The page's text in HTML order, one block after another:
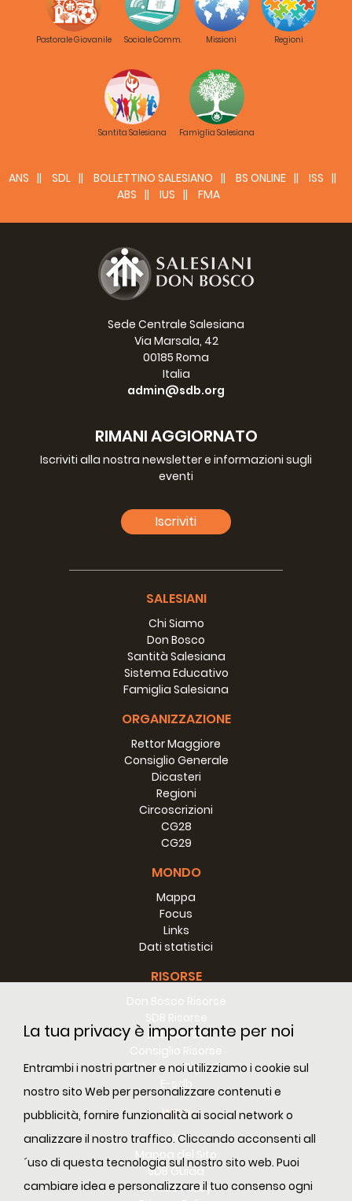
La tua privacy è importante per noi
Entrambi i nostri partner e noi utilizziamo i cookie sul
nostro sito Web per personalizzare contenuti e
pubblicità, fornire funzionalità ai social network o
analizzare il nostro traffico. Cliccando acconsenti all
´uso di questa tecnologia sul nostro sito web. Puoi
cambiare idea e personalizzare il tuo consenso ogni
Pastorale Giovanile Sociale Comm. Missioni Regioni
Santita Salesiana Famiglia Salesiana
ANS SDL BOLLETTINO SALESIANO BS ONLINE
ISS
ABS
IUS FMA
Sede Centrale Salesiana
Via Marsala, 42
00185 Roma
Italia
admin@sdb.org
RIMANI AGGIORNATO
Iscriviti alla nostra newsletter e informazioni sugli
eventi
Iscriviti
SALESIANI
Chi Siamo
Don Bosco
Santità Salesiana
Sistema Educativo
Famiglia Salesiana
ORGANIZZAZIONE
Rettor Maggiore
Consiglio Generale
Dicasteri
Regioni
Circoscrizioni
CG28
CG29
MONDO
Mappa
Focus
Links
Dati statistici
RISORSE
RM Risorse
Biblioteca Digitale
E-sdb
INFO
ANS
Mappa del Sito
SDB Guida
Cookie Policy